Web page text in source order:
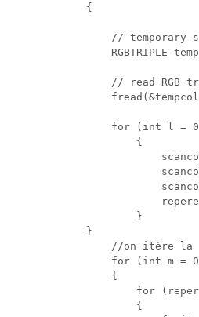
            {
            }